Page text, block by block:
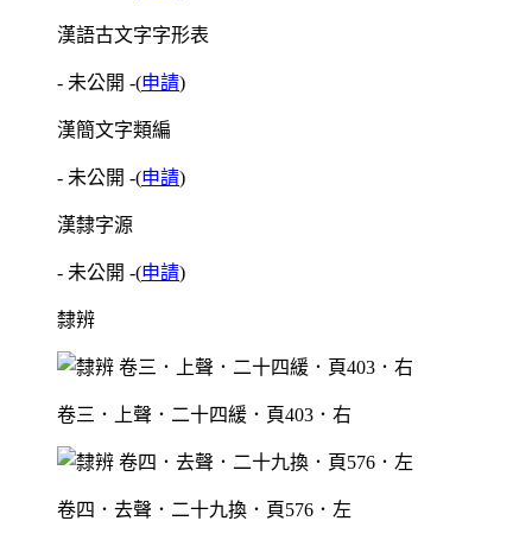
漢語古文字字形表
- 未公開 -(申請)
漢簡文字類編
- 未公開 -(申請)
漢隸字源
- 未公開 -(申請)
隸辨
卷三．上聲．二十四緩．頁403．右
卷四．去聲．二十九換．頁576．左